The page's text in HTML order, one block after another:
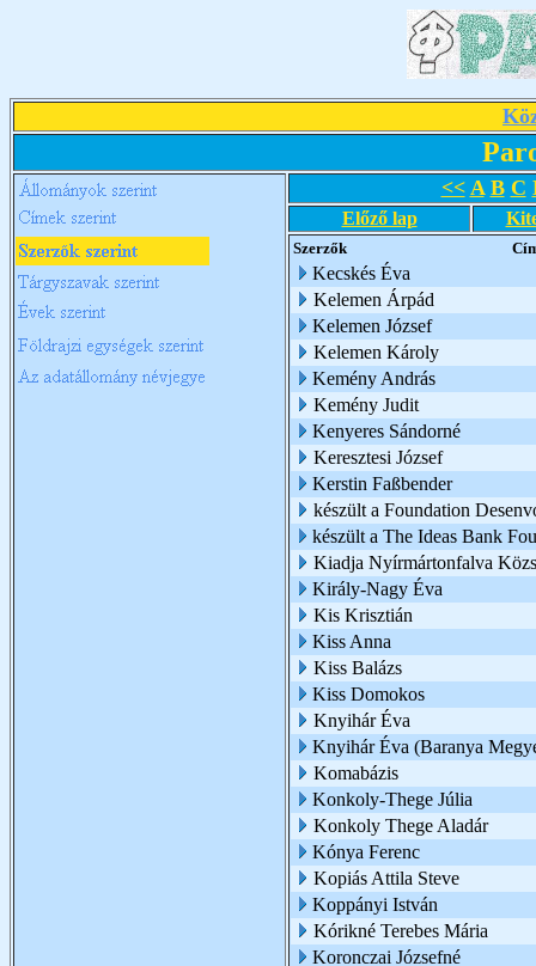
<< A B C
Előző lap
Szerzők
Kecskés Éva
Kelemen Árpád
Kelemen József
Kelemen Károly
Kemény András
Kemény Judit
Kenyeres Sándorné
Keresztesi József
Kerstin Faßbender
készült a Foundation
készült a The Ideas Bank
Kiadja Nyírmártonfalva
Király-Nagy Éva
Kis Krisztián
Kiss Anna
Kiss Balázs
Kiss Domokos
Knyihár Éva
Knyihár Éva (Baranya
Komabázis
Konkoly-Thege Júlia
Konkoly Thege Aladár
Kónya Ferenc
Kopiás Attila Steve
Koppányi István
Kórikné Terebes Mária
Koronczai Józsefné